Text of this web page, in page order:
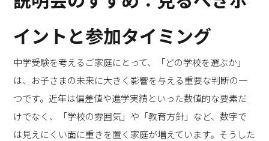
イントと参加タイミング
中学受験を考えるご家庭にとって、「どの学校を選ぶか」
は、お子さまの未来に大きく影響を与える重要な判断の一
つです。近年は偏差値や進学実績といった数値的な要素だ
けでなく、「学校の雰囲気」や「教育方針」など、数字で
は見えにくい面に重きを置く家庭が増えています。そうした